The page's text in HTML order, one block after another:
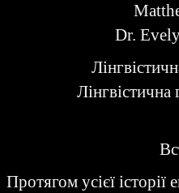
Dr.
Протягом усієї